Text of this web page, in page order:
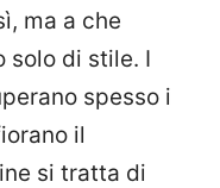
ma a che
solo di stile. I
spesso i
il
si tratta di